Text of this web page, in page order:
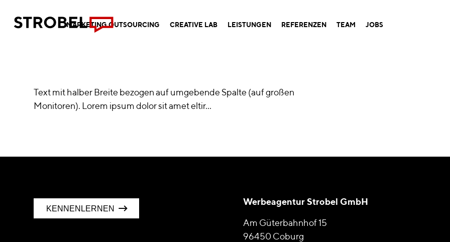
MARKETING OUTSOURCING CREATIVE LAB LEISTUNGEN REFERENZEN TEAM JOBS
Text mit halber Breite bezogen auf umgebende Spalte (auf großen
Monitoren). Lorem ipsum dolor sit amet eltir…
KENNENLERNEN
Werbeagentur Strobel GmbH
Am Güterbahnhof 15
96450 Coburg